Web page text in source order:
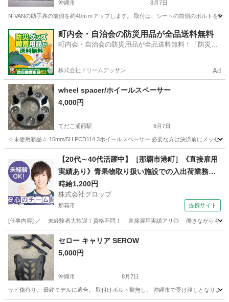
沖縄市 8月7日
N-VANの助手席の前側を約40ｍｍアップします。 取付は、シートの前側のボルトを
沖縄 沖縄市 内装、インテリア 助手席
町内会・自治会の防災用品が全品送料無料
町内会・自治会の防災用品が全品送料無料！「防災備
株式会社ドリームデッサン Ad
wheel spacer/ホイールスペーサー
4,000円
てだこ浦西駅 8月7日
☆未使用新品☆ 15mm/5H PCD114.3ホイールスペーサー 必要な方は決済前にメッセー
てだこ浦西駅 アクセサリー
【20代～40代活躍中】［那覇市港町］《直接雇用
実績あり》青果物取り扱い施設での入出荷業務／
日勤／残業なし／無料駐車場完備
時給1,200円
株式会社グロップ
那覇市 提携サイト
[仕事内容] ／ 未経験者大歓迎！資格不問！ 直接雇用実績アリ◎ 働きながらキャリ
沖縄 那覇市
セロー キャリア SEROW
5,000円
沖縄市 8月7日
サビ傷有り。 最終モデルに適合。 取付けボルト類無し。 沖縄市で受け渡しとなります